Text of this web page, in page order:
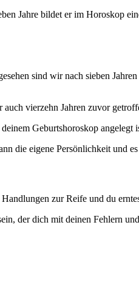
Jahre bildet er im Horoskop
sind wir nach sieben
vierzehn Jahren zuvor
Geburtshoroskop angelegt
die eigene Persönlichkeit und
zur Reife und du
der dich mit deinen Fehlern